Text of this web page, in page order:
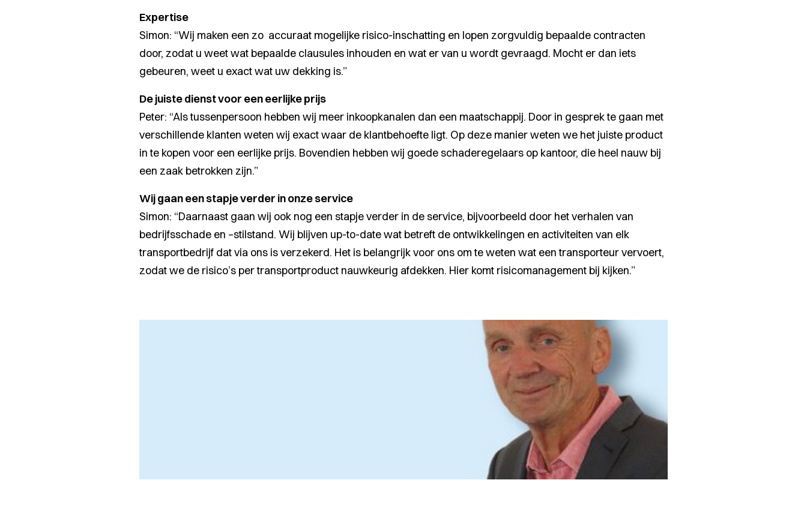
Expertise
Simon: “Wij maken een zo accuraat mogelijke risico-inschatting en lopen zorgvuldig bepaalde contracten
door, zodat u weet wat bepaalde clausules inhouden en wat er van u wordt gevraagd. Mocht er dan iets
gebeuren, weet u exact wat uw dekking is.”
De juiste dienst voor een eerlijke prijs
Peter: “Als tussenpersoon hebben wij meer inkoopkanalen dan een maatschappij. Door in gesprek te gaan met
verschillende klanten weten wij exact waar de klantbehoefte ligt. Op deze manier weten we het juiste product
in te kopen voor een eerlijke prijs. Bovendien hebben wij goede schaderegelaars op kantoor, die heel nauw bij
een zaak betrokken zijn.”
Wij gaan een stapje verder in onze service
Simon: “Daarnaast gaan wij ook nog een stapje verder in de service, bijvoorbeeld door het verhalen van
bedrijfsschade en –stilstand. Wij blijven up-to-date wat betreft de ontwikkelingen en activiteiten van elk
transportbedrijf dat via ons is verzekerd. Het is belangrijk voor ons om te weten wat een transporteur vervoert,
zodat we de risico’s per transportproduct nauwkeurig afdekken. Hier komt risicomanagement bij kijken.”